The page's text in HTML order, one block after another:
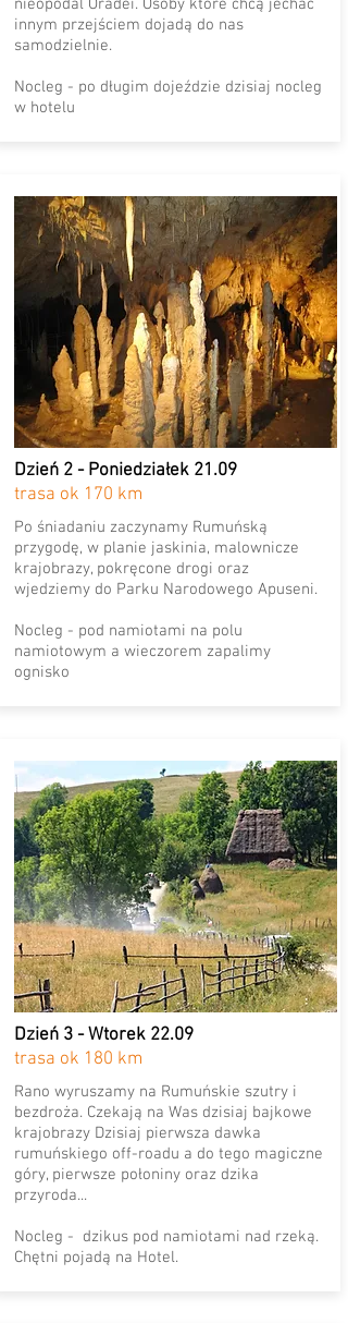
nieopodal Oradei. Osoby które chcą jechać
innym przejściem dojadą do nas
samodzielnie.
Nocleg - po długim dojeździe dzisiaj nocleg
w hotelu
Dzień 2 - Poniedziałek 21.09
trasa ok 170 km
Po śniadaniu zaczynamy Rumuńską
przygodę, w planie jaskinia, malownicze
krajobrazy, pokręcone drogi oraz
wjedziemy do Parku Narodowego Apuseni.
Nocleg - pod namiotami na polu
namiotowym a wieczorem zapalimy
ognisko
Dzień 3 - Wtorek 22.09
trasa ok 180 km
Rano wyruszamy na Rumuńskie szutry i
bezdroża. Czekają na Was dzisiaj bajkowe
krajobrazy Dzisiaj pierwsza dawka
rumuńskiego off-roadu a do tego magiczne
góry, pierwsze połoniny oraz dzika
przyroda...
Nocleg - dzikus pod namiotami nad rzeką.
Chętni pojadą na Hotel.